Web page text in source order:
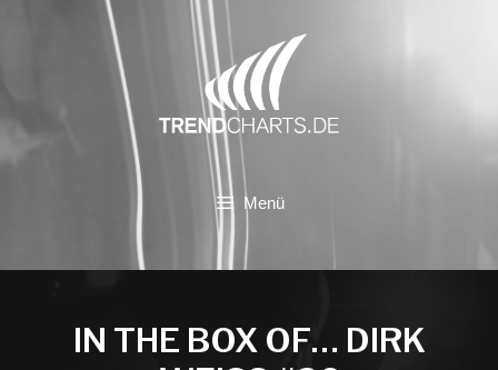
Menü
IN THE BOX OF… DIRK